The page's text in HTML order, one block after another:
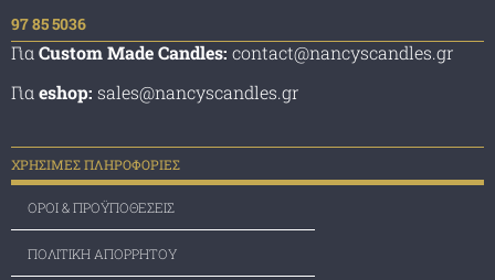
97 85 5036
Για Custom Made Candles: contact@nancyscandles.gr
Για eshop: sales@nancyscandles.gr
ΧΡΗΣΙΜΕΣ ΠΛΗΡΟΦΟΡΙΕΣ
ΟΡΟΙ & ΠΡΟΫΠΟΘΕΣΕΙΣ
ΠΟΛΙΤΙΚΗ ΑΠΟΡΡΗΤΟΥ